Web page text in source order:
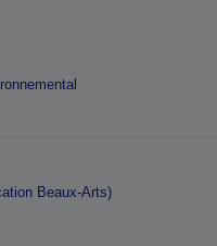
Beaux-Arts)